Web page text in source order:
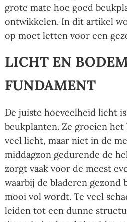
grote mate hoe goed
ontwikkelen. In dit artikel
op moet letten voor een
LICHT EN
FUNDAMENT
De juiste hoeveelheid licht
beukplanten. Ze groeien
veel licht, maar niet in de
middagzon gedurende de
zorgt vaak voor de meest
waarbij de bladeren gezond
mooi vol wordt. Te veel
leiden tot een dunne